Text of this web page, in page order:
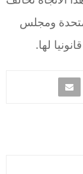
ومجلس
لها.